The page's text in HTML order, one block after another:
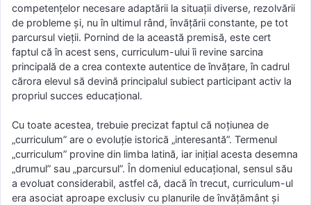
competențelor necesare adaptării la situații diverse, rezolvării
de probleme și, nu în ultimul rând, învățării constante, pe tot
parcursul vieții. Pornind de la această premisă, este cert
faptul că în acest sens, curriculum-ului îi revine sarcina
principală de a crea contexte autentice de învățare, în cadrul
cărora elevul să devină principalul subiect participant activ la
propriul succes educațional.
Cu toate acestea, trebuie precizat faptul că noțiunea de
„curriculum” are o evoluție istorică „interesantă”. Termenul
„curriculum” provine din limba latină, iar inițial acesta desemna
„drumul” sau „parcursul”. În domeniul educațional, sensul său
a evoluat considerabil, astfel că, dacă în trecut, curriculum-ul
era asociat aproape exclusiv cu planurile de învățământ și